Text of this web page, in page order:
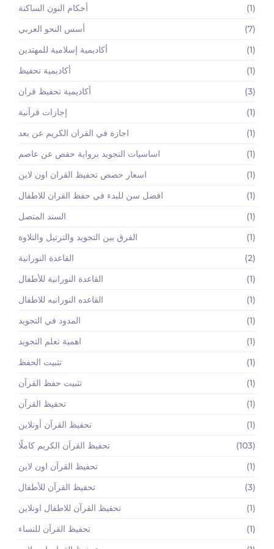
أحكام النون الساكنة
(1)
أسس النحو العربي
(7)
أكاديمية إسلامية للمهتدين
(1)
أكاديمية تحفيظ
(1)
أكاديمية تحفيظ قران
(3)
إجازات قرآنية
(1)
اجازة في القران الكريم عن بعد
(1)
اساسيات التجويد برواية حفص عن عاصم
(1)
اسعار حصص تحفيظ القران اون لاين
(1)
افضل سن للبدء في حفظ القران للاطفال
(1)
السند المتصل
(1)
الفرق بين التجويد والترتيل والتلاوة
(1)
القاعدة النورانية
(2)
القاعدة النورانية للأطفال
(1)
القاعده النورانيه للاطفال
(1)
المدود في التجويد
(1)
اهمية تعلم التجويد
(1)
تثبيت الحفظ
(1)
تثبيت حفظ القرآن
(1)
تحفيظ القرآن
(1)
تحفيظ القرآن أونلاين
(1)
تحفيظ القرآن الكريم كاملًا
(103)
تحفيظ القرآن اون لاين
(1)
تحفيظ القرآن للأطفال
(3)
تحفيظ القرآن للاطفال اونلاين
(1)
تحفيظ القرآن للنساء
(1)